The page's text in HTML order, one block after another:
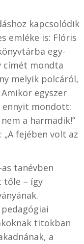
kapcsolódik
emléke is: Flóris
egy-
címét mondta
melyik polcáról,
egyszer
ennyit mondott:
a harmadik!”
fejében volt az
tanévben
tőle – így
titokban
a